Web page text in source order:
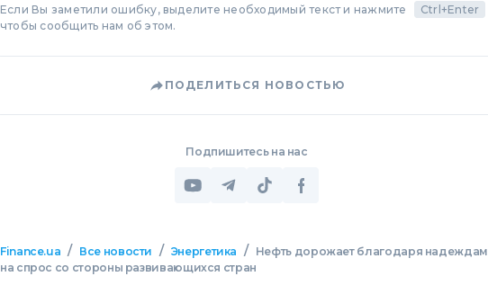
Если Вы заметили ошибку, выделите необходимый текст и нажмите Ctrl+Enter
чтобы сообщить нам об этом.
ПОДЕЛИТЬСЯ НОВОСТЬЮ
Подпишитесь на нас
Finance.ua / Все новости / Энергетика /
Нефть дорожает благодаря надеждам
на спрос со стороны развивающихся стран